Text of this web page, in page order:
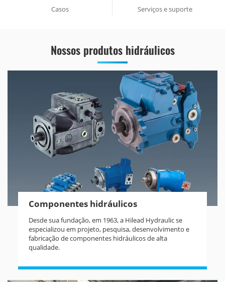
Casos Serviços e suporte
Nossos produtos hidráulicos
Componentes hidráulicos
Desde sua fundação, em 1963, a Hilead Hydraulic se
especializou em projeto, pesquisa, desenvolvimento e
fabricação de componentes hidráulicos de alta
qualidade.